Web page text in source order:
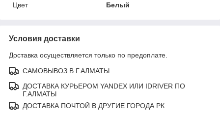
Цвет
Белый
Условия доставки
Доставка осуществляется только по предоплате.
САМОВЫВОЗ В Г.АЛМАТЫ
ДОСТАВКА КУРЬЕРОМ YANDEX ИЛИ IDRIVER ПО
Г.АЛМАТЫ
ДОСТАВКА ПОЧТОЙ В ДРУГИЕ ГОРОДА РК